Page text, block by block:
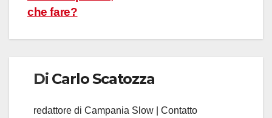
che fare?
Di Carlo Scatozza
redattore di Campania Slow | Contatto